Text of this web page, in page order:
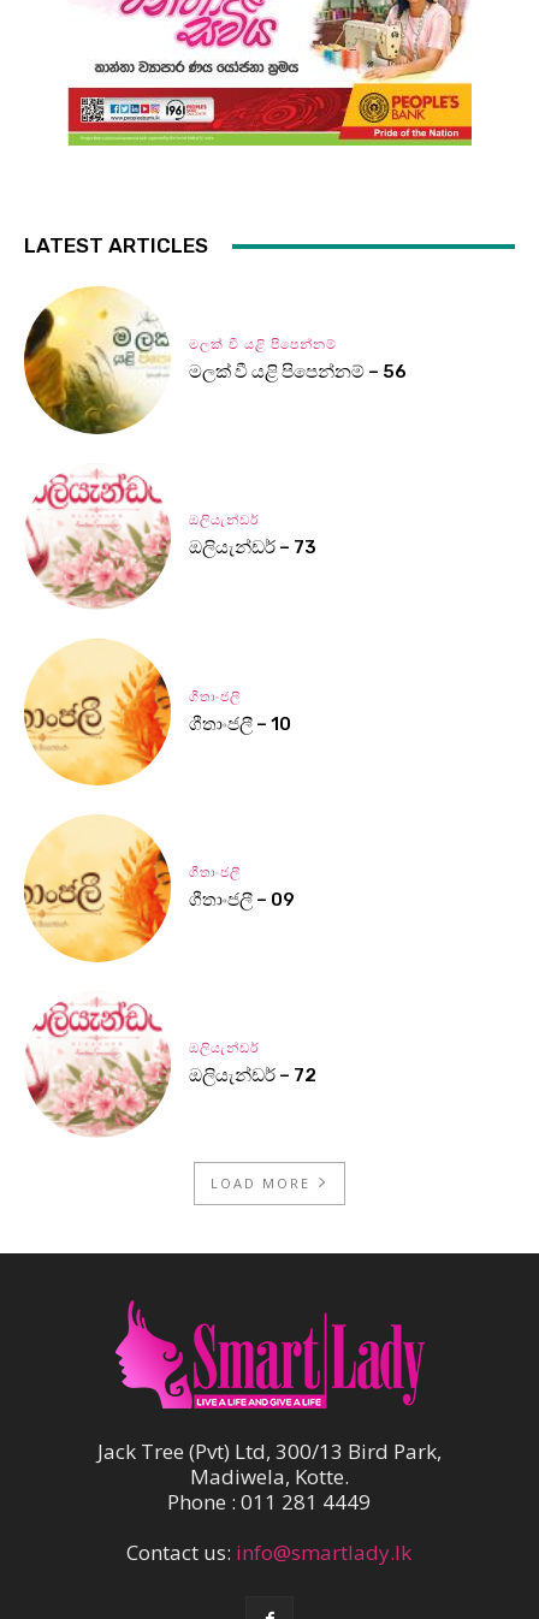
LATEST ARTICLES
මලක් වී යළි පිපෙන්නම්
මලක් වී යළි පිපෙන්නම් – 56
ඔලියැන්ඩර්
ඔලියැන්ඩර් – 73
ගීතාංජලී
ගීතාංජලී – 10
ගීතාංජලී
ගීතාංජලී – 09
ඔලියැන්ඩර්
ඔලියැන්ඩර් – 72
LOAD MORE
Jack Tree (Pvt) Ltd, 300/13 Bird Park,
Madiwela, Kotte.
Phone : 011 281 4449
Contact us: info@smartlady.lk